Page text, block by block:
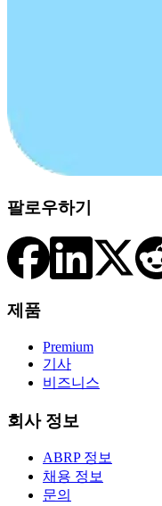
팔로우하기
제품
Premium
기사
비즈니스
회사 정보
ABRP 정보
채용 정보
문의